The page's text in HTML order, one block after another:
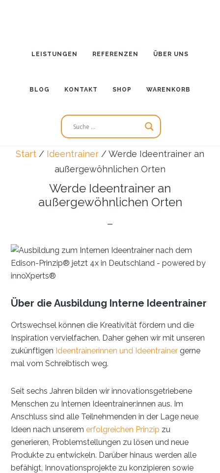
LEISTUNGEN REFERENZEN ÜBER UNS
BLOG KONTAKT SHOP WARENKORB
Start / Ideentrainer / Werde Ideentrainer an
außergewöhnlichen Orten
Werde Ideentrainer an
außergewöhnlichen Orten
Über die Ausbildung Interne Ideentrainer
Ortswechsel können die Kreativität fördern und die
Inspiration vervielfachen. Daher gehen wir mit unseren
zukünftigen Ideentrainerinnen und Ideentrainer gerne
mal vom Schreibtisch weg.
Seit sechs Jahren bilden wir innovationsgetriebene
Menschen zu Internen Ideentrainer:innen aus. Im
Anschluss sind alle Teilnehmenden in der Lage neue
Ideen nach unseremerfolgreichen Prinzip zu
generieren, Problemstellungen zu lösen und neue
Produkte zu entwickeln. Darüber hinaus werden alle
befähigt, Innovationsprojekte zu konzipieren sowie